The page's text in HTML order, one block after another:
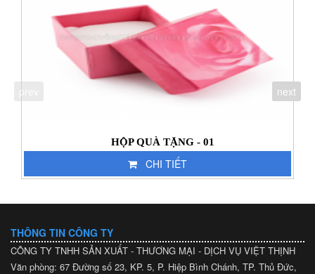
HỘP QUÀ TẶNG - 01
CHI TIẾT
next
THÔNG TIN CÔNG TY
CÔNG TY TNHH SẢN XUẤT - THƯƠNG MẠI - DỊCH VỤ VIỆT THỊNH
Văn phòng: 67 Đường số 23, KP. 5, P. Hiệp Bình Chánh, TP. Thủ Đức,